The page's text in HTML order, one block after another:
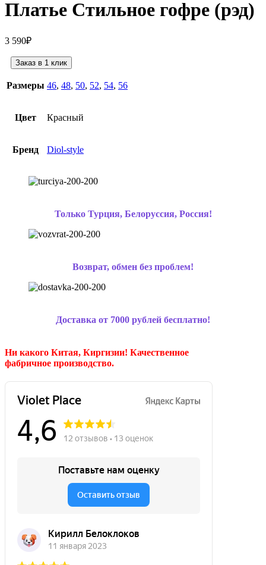
Платье Стильное гофре (рэд)
3 590₽
Заказ в 1 клик
Размеры 46, 48, 50, 52, 54, 56
Цвет Красный
Бренд Diol-style
Только Турция, Белоруссия, Россия!
Возврат, обмен без проблем!
Доставка от 7000 рублей бесплатно!
Ни какого Китая, Киргизии! Качественное
фабричное производство.